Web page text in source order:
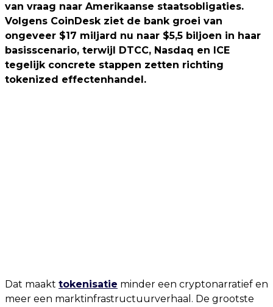
van vraag naar Amerikaanse staatsobligaties.
Volgens CoinDesk ziet de bank groei van
ongeveer $17 miljard nu naar $5,5 biljoen in haar
basisscenario, terwijl DTCC, Nasdaq en ICE
tegelijk concrete stappen zetten richting
tokenized effectenhandel.
Dat maakt tokenisatie minder een cryptonarratief en
meer een marktinfrastructuurverhaal. De grootste